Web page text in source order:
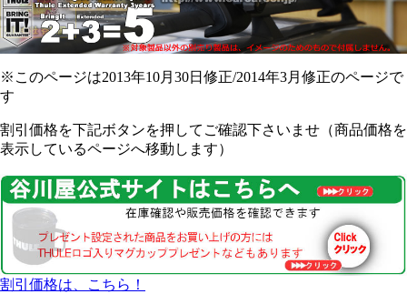
※このページは2013年10月30日修正/2014年3月修正のページで
す
割引価格を下記ボタンを押してご確認下さいませ（商品価格を
表示しているページへ移動します）
割引価格は、こちら！